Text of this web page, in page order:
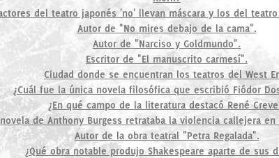
del teatro japonés 'no' llevan máscara y los del
Autor de "No mires debajo de la cama".
Autor de "Narciso y Goldmundo".
Escritor de "El manuscrito carmesí".
Ciudad donde se encuentran los teatros del West
¿Cuál fue la única novela filosófica que escribió Fiódor
¿En qué campo de la literatura destacó René
de Anthony Burgess retrataba la violencia callejera
Autor de la obra teatral "Petra Regalada".
¿Qué obra notable produjo Shakespeare aparte de sus